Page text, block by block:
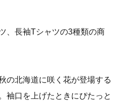
、長袖Tシャツの3種類の商
の北海道に咲く花が登場する
袖口を上げたときにぴたっと